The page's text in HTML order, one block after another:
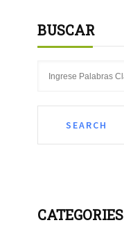
BUSCAR
CATEGORIES